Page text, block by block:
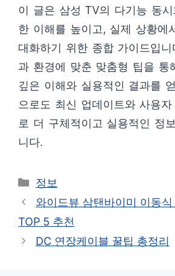
이 글은 삼성 TV의 다기능 동
한 이해를 높이고, 실제 상황에
대화하기 위한 종합 가이드입
과 환경에 맞춘 맞춤형 팁을 통
깊은 이해와 실용적인 결과를
으로도 최신 업데이트와 사용
로 더 구체적이고 실용적인 정
니다.
카
테
리
정보
와이드뷰 삼탠바이미 이동
TOP 5 추천
DC 연장케이블 꿀팁 총정리